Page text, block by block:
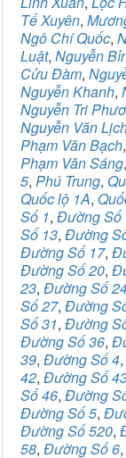
Tế Xuyên,
Ngô Chí Quốc,
Luật, Nguyễn
Cửu Đàm,
Nguyễn Khanh,
Nguyễn Tri
Nguyễn Văn
Phạm Văn Bạch,
Phạm Văn Sáng,
5, Phú Trung,
Quốc lộ 1A,
Số 1, Đường Số
Số 13, Đường
Đường Số 17,
Đường Số 20,
23, Đường Số
Số 27, Đường
Số 31, Đường
Đường Số 36,
39, Đường Số 4,
42, Đường Số
Số 46, Đường
Đường Số 5,
Đường Số 520,
58, Đường Số 6,